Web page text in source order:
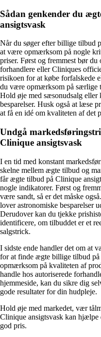
Sådan genkender du
ansigtsvask
Når du søger efter billige tilbud
at være opmærksom på nogle
priser. Først og fremmest bør
forhandlere eller Cliniques
risikoen for at købe forfalskede
du være opmærksom på særlige
Hold øje med sæsonudsalg eller
besparelser. Husk også at læse
at få en idé om kvaliteten af det
Undgå
Clinique ansigtsvask
I en tid med konstant
skelne mellem ægte tilbud og
får ægte tilbud på Clinique
nogle indikatorer. Først og
være sandt, så er det måske
lover astronomiske besparelser
Derudover kan du tjekke
identificere, om tilbuddet er et
salgstrick.
I sidste ende handler det om at
for at finde ægte billige tilbud
opmærksom på kvaliteten af
handle hos autoriserede
hjemmeside, kan du sikre dig
gode resultater for din hudpleje.
Hold øje med markedet, vær
Clinique ansigtsvask kan
god pris.